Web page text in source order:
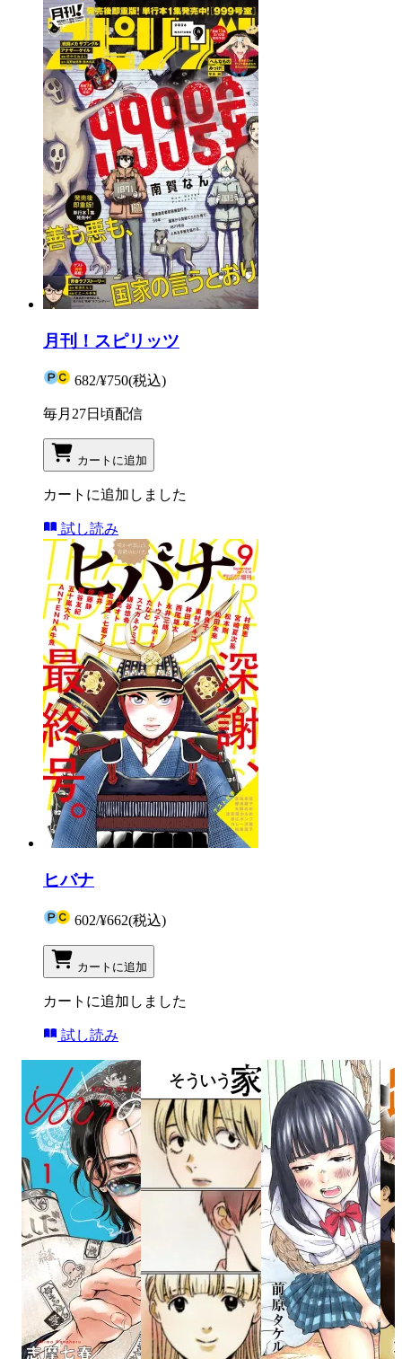
月刊！スピリッツ
682/¥750(税込)
毎月27日頃配信
カートに追加
カートに追加しました
試し読み
ヒバナ
602/¥662(税込)
カートに追加
カートに追加しました
試し読み